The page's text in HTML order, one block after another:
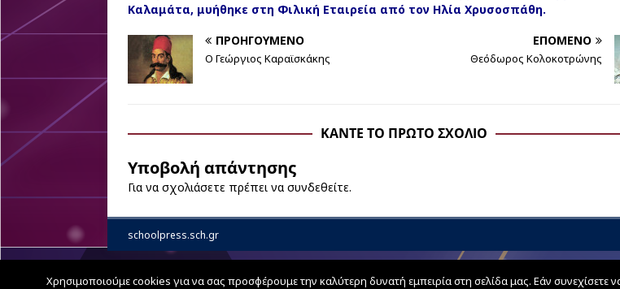
Καλαμάτα, μυήθηκε στη Φιλική Εταιρεία από τον Ηλία Χρυσοσπάθη.
ΠΡΟΗΓΟΎΜΕΝΟ
Ο Γεώργιος Καραϊσκάκης
ΕΠΌΜΕΝΟ
Θεόδωρος Κολοκοτρώνης
ΚΆΝΤΕ ΤΟ ΠΡΏΤΟ ΣΧΌΛΙΟ
Υποβολή απάντησης
Για να σχολιάσετε πρέπει να συνδεθείτε.
schoolpress.sch.gr
Χρησιμοποιούμε cookies για να σας προσφέρουμε την καλύτερη δυνατή εμπειρία στη σελίδα μας. Εάν συνεχίσετε